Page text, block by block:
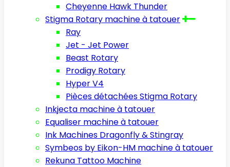
Cheyenne Hawk Thunder
Stigma Rotary machine à tatouer
Ray
Jet - Jet Power
Beast Rotary
Prodigy Rotary
Hyper V4
Pièces détachées Stigma Rotary
Inkjecta machine à tatouer
Equaliser machine à tatouer
Ink Machines Dragonfly & Stingray
Symbeos by Eikon-HM machine à tatouer
Rekuna Tattoo Machine